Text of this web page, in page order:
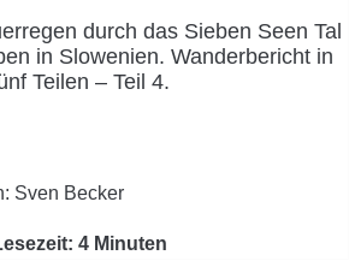
durch das Sieben Seen Tal
in Slowenien. Wanderbericht in
Teilen – Teil 4.
Sven Becker
4 Minuten